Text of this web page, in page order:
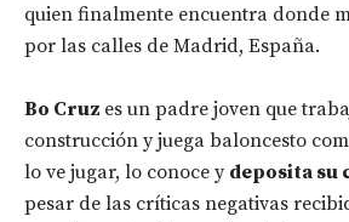
quien finalmente encuentra donde
por las calles de Madrid, España.
Bo Cruz es un padre joven que
construcción y juega baloncesto
lo ve jugar, lo conoce y deposita su
pesar de las críticas negativas